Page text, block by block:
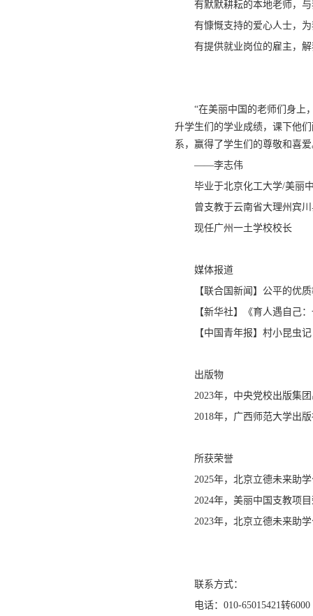
有默默耕耘的本地老师，
有慷慨支持的爱心人士，
有提供就业岗位的雇主，
“在美丽中国的老师们身上
升学生们的学业成绩，课下他
系，赢得了学生们的尊敬和喜
——李志伟
毕业于北京化工大学/美丽
曾支教于云南省大理州宾
现任广州一土学校校长
媒体报道
【联合国新闻】公平的优
【新华社】《育人遇自己
【中国青年报】村小昆虫
出版物
2023年，中央党校出版集
2018年，广西师范大学出
所获荣誉
2025年，北京立德未来助
2024年，美丽中国支教项
2023年，北京立德未来助
联系方式：
电话：010-65015421转6000